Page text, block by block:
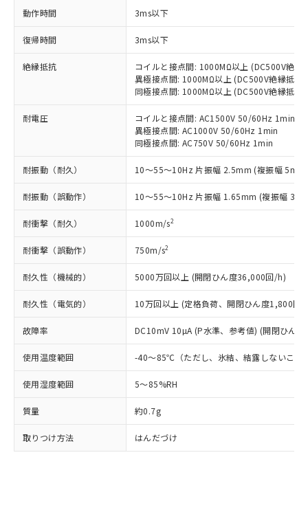
動作時間 3ms以下
復帰時間 3ms以下
絶縁抵抗
コイルと接点間: 1000MΩ以上 (DC500V絶縁
異極接点間: 1000MΩ以上 (DC500V絶縁抵抗
同極接点間: 1000MΩ以上 (DC500V絶縁抵抗
耐電圧
コイルと接点間: AC1500V 50/60Hz 1min
異極接点間: AC1000V 50/60Hz 1min
同極接点間: AC750V 50/60Hz 1min
耐振動（耐久） 10～55～10Hz 片振幅 2.5mm (複振幅
耐振動（誤動作） 10～55～10Hz 片振幅 1.65mm (複振幅
耐衝撃（耐久） 1000m/s2
耐衝撃（誤動作） 750m/s2
耐久性（機械的） 5000万回以上 (開閉ひん度36,000回/h)
耐久性（電気的） 10万回以上 (定格負荷、開閉ひん度1,800回/
故障率 DC10mV 10µA (P水準、参考値) (開閉ひん
使用温度範囲 -40～85℃（ただし、氷結、結露しないこと
使用湿度範囲 5～85%RH
質量 約0.7g
取りつけ方法 はんだづけ
ご利用条件
ご利用ください。
本サービスは、当社制御機器事業取扱
商品の当社在庫状況および標準価格
(税抜)を提供させていただくもので
当社制御機器事業取扱商品の中には、
本サービスの対象外となる商品もある
ことをご了承ください。
在庫状況および標準価格照会結果は、
記載している更新日時点での社内デー
タに基づき作成されるものであり、閲
覧された時点での実際の在庫および標
準価格とは異なる場合があることをご
了承ください。
正式な納期状況および標準価格はお客
様のお取引先、またはお客様担当のオ
ムロン制御機器販売店・当社販売員に
ご相談ください。
オムロン制御機器販売店や当社販売拠
販売ネットワーク
」をご確認
事前の承諾なく第三者に漏洩または開
示しないようお願いします。
マイパーツ機能（部品リスト作成サー
ビス）をご利用いただくには、I-Web
メンバーズにご登録されている必要が
有に対応した製品に切り替える予定のある
対応予定なし：EU RoHS指令（10物質）の
非含有に非対応の商品で、対応品を出す予
定はありません。
調査・確認中：EU RoHS指令（10物質）の
非含有の対応状況を調査中または確認中の
非該当品：ライセンス料など無形物で、有
害物質有無と関係のない商品です。
仕入先様の事情により、非含有部品として
いたものが、含有品と判明した場合などや
むを得ず変更することがあります。
*EU RoHS指令（10物質）：
鉛(Pb) 1000ppm以下、 水銀(Hg) 1000ppm以下、 カド
類(PBB) 1000ppm以下、ポリ臭化ジフェニルエーテル類
(PBDE) 1000ppm以下、フタル酸ビス(2-エチルヘキシ
ル) (DEHP)(別名：DOP) 1000ppm以下、フタル酸ブチ
ルベンジル（BBP） 1000ppm以下、フタル酸ジブチル
（DBP） 1000ppm以下、フタル酸ジイソブチル
(DIBP) 1000ppm以下
但し、RoHS指令で産業用監視および制御機器に対する
フタル酸エステル類の４物質については閾値を超える意
図的な使用がないことを確認しています。
※2 対応予定月
部品在庫の切り替え状況などにより、予定
月が前後することがあります。
※1 中国RoHS○×表
「○」：最大均質材料含有率が中国RoHSの
基準値以下であることを示します。
「×」：最大均質材料含有率が中国RoHSの
基準値を超えていることを示します。
「－」：未確認です。当社販売部門へお問
い合わせください。
*中国RoHS10物質の基準値 (GB/T26572)：
Pb(鉛) :1000ppm、 Hg(水銀) : 1000ppm、 Cd(カドミウ
ム) : 100ppm、
Cr(Ⅵ)(六価クロム) : 1000ppm、 PBBs(ポリ臭化ビフェ
ニル類) : 1000ppm、 PBDEs(ポリ臭化ジフェニルエーテ
ル類) : 1000ppm、
DBP(フタル酸ジブチル) : 1000ppm、 DIBP(フタル酸ジ
ル) : 1000ppm、
DEHP(フタル酸ビス(2-エチルヘキシル)) : 1000ppm
※2 環境保護使用期限
「ｅ」：有害物質（10物質）のすべてが基
準値以下であることを示します。
「10」：通常の使用状況下において有害物
質が外部に漏えいし、環境に深刻な影響を
及ぼさない年数を意味します。
当社は、これら貴社製品のうち、外国
為替および外国貿易法に定める商品
（以下｢規制貨物等」という）を輸出
または国外への提供する場合は、日本
国政府の輸出許可(または役務取引許
可)を取得するなどの必要な手続きを
とります。
当社は規制貨物を破棄する場合は、完
全に破砕するなど、違法に輸出されな
いよう必要な手段を講じます。
当社は貴社製品を、核兵器、ミサイ
ル、化学兵器、生物兵器またはその他
武器並びにこれらの製造装置等に一切
使用いたしません。
当社は、貴社製品を第三者に販売する
場合は、上記1、2および3の内容を当
該第三者に通知します。また当社は、
販売先および販売に係わる関係者が違
法に輸出するおそれがある場合は、取
り引きをいたしません。
記
一定数以上の在庫あり
△ 一定数には満たないが在庫あり
在庫なし(最新の在庫状況につ
いては、お客様のお取引先、ま
たはお客様担当のオムロン制御
機器販売店・当社販売員にご確
認ください)
白
受注生産機種、また在庫状況の
情報を公開していない機種